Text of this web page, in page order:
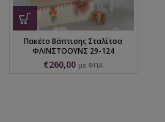
Πακέτο Βάπτισης Σταλίτσα
ΦΛΙΝΣΤΟΟΥΝΣ 29-124
€260,00 με ΦΠΑ